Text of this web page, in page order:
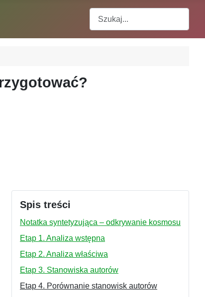
Spis treści
Notatka syntetyzująca – odkrywanie kosmosu
Etap 1. Analiza wstępna
Etap 2. Analiza właściwa
Etap 3. Stanowiska autorów
Etap 4. Porównanie stanowisk autorów